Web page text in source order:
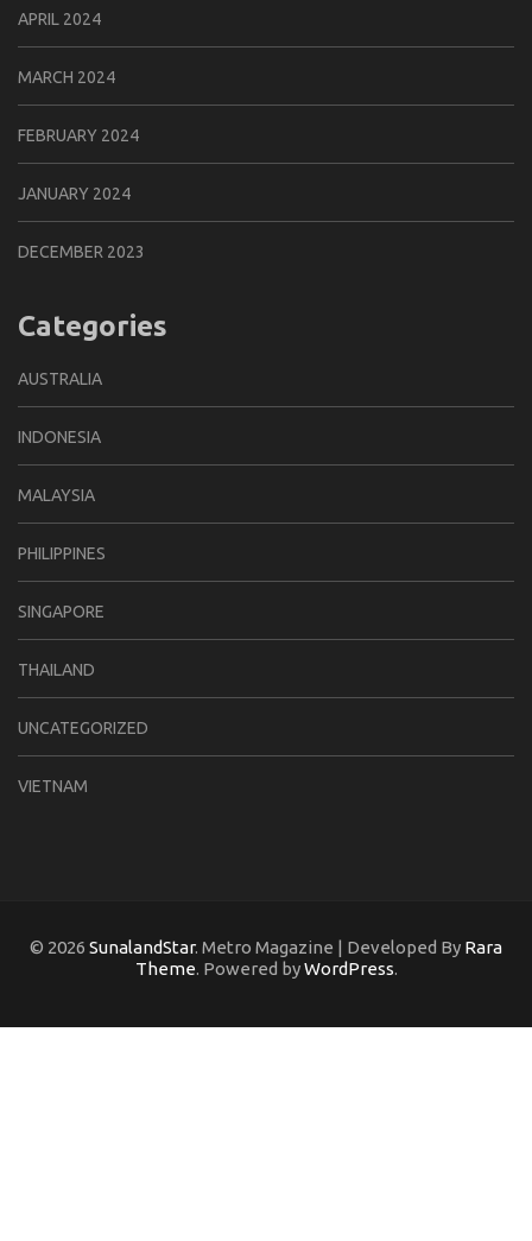
APRIL 2024
MARCH 2024
FEBRUARY 2024
JANUARY 2024
DECEMBER 2023
Categories
AUSTRALIA
INDONESIA
MALAYSIA
PHILIPPINES
SINGAPORE
THAILAND
UNCATEGORIZED
VIETNAM
© 2026 SunalandStar. Metro Magazine | Developed By Rara
Theme. Powered byWordPress.